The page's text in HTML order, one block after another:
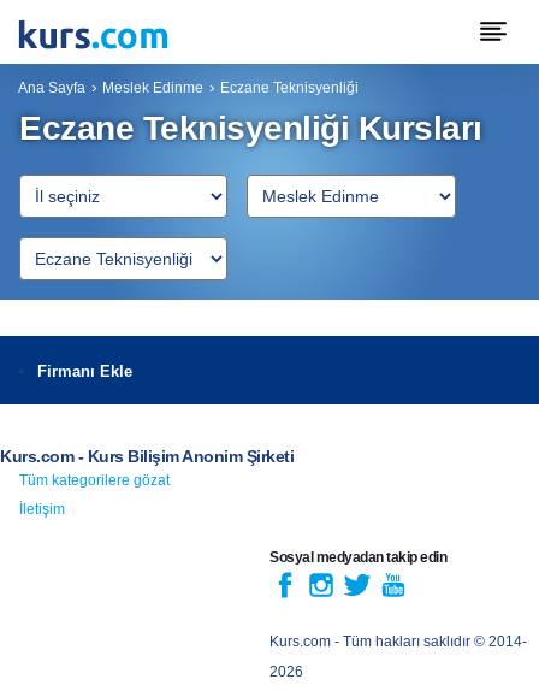
Ana Sayfa Meslek Edinme Eczane Teknisyenliği
Eczane Teknisyenliği Kursları
Firmanı Ekle
Kurs.com - Kurs Bilişim Anonim Şirketi
Tüm kategorilere gözat
İletişim
Sosyal medyadan takip edin
Kurs.com - Tüm hakları saklıdır © 2014-
2026